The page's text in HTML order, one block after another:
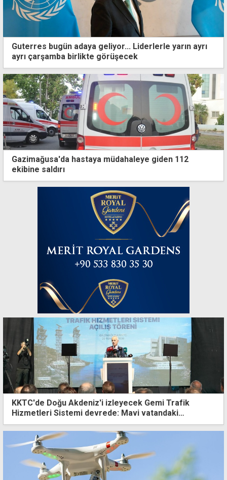
Guterres bugün adaya geliyor... Liderlerle yarın ayrı
ayrı çarşamba birlikte görüşecek
Gazimağusa'da hastaya müdahaleye giden 112
ekibine saldırı
KKTC'de Doğu Akdeniz'i izleyecek Gemi Trafik
Hizmetleri Sistemi devrede: Mavi vatandaki
çıkarlarımızı bu sistemle koruyacağız